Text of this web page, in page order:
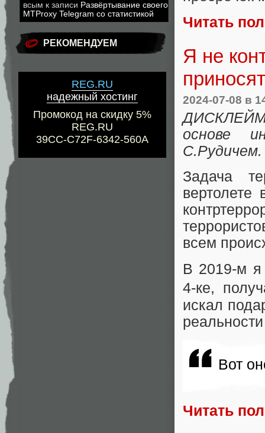
всым к записи Развёртывание своего
MTProxy Telegram со статистикой
РЕКОМЕНДУЕМ
REG.RU
надежный хостинг
Промокод на скидку 5%
REG.RU
39CC-C72F-6342-560A
Читать
Я не
2024-07-08 в
основе
Задача
всем
В 2019-м я
4-ке,
искал
Вот
Читать